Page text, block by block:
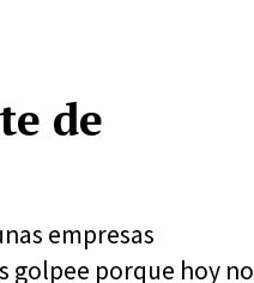
de
empresas
golpee porque hoy no